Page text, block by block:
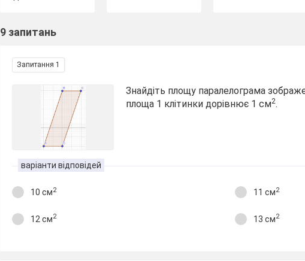
9 запитань
Запитання 1
Знайдіть площу паралелограма
площа 1 клітинки дорівнює 1 см2.
варіанти відповідей
10 см2 11 см2
12 см2 13 см2